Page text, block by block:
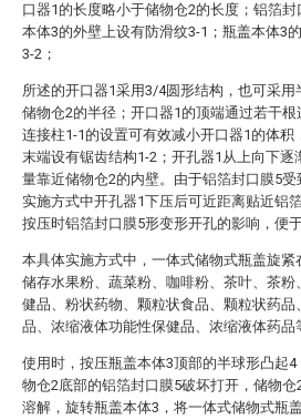
口器1的长度略小于储物仓2的长度；铝箔
本体3的外壁上设有防滑纹3-1；瓶盖本体3
3-2；
所述的开口器1采用3/4圆形结构，也可采
储物仓2的半径；开口器1的顶端通过若干
连接柱1-1的设置可有效减小开口器1的体
末端设有锯齿结构1-2；开孔器1从上向下
量靠近储物仓2的内壁。由于铝箔封口膜5
实施方式中开孔器1下压后可近距离贴近铝
按压时铝箔封口膜5形变形开孔的影响，便
本具体实施方式中，一体式储物式瓶盖旋
储存水果粉、蔬菜粉、咖啡粉、茶叶、茶
健品、粉状药物、颗粒状食品、颗粒状药
品、浓缩液体功能性保健品、浓缩液体药品
使用时，按压瓶盖本体3顶部的半球形凸起
物仓2底部的铝箔封口膜5破坏打开，储物仓
溶解，旋转瓶盖本体3，将一体式储物式瓶